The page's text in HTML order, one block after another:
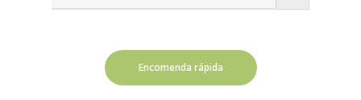
Encomenda rápida